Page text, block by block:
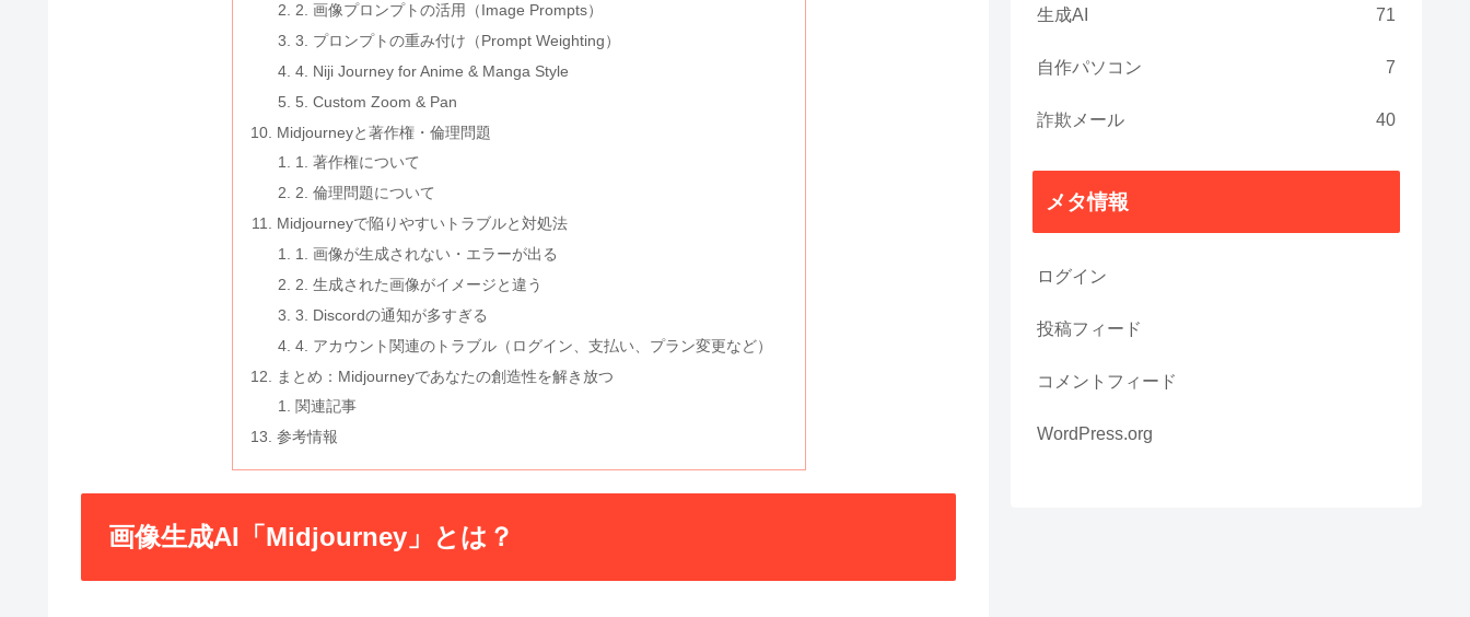
2. 画像プロンプトの活用（Image Prompts）
3. プロンプトの重み付け（Prompt Weighting）
4. Niji Journey for Anime & Manga Style
5. Custom Zoom & Pan
Midjourneyと著作権・倫理問題
1. 著作権について
2. 倫理問題について
Midjourneyで陥りやすいトラブルと対処法
1. 画像が生成されない・エラーが出る
2. 生成された画像がイメージと違う
3. Discordの通知が多すぎる
4. アカウント関連のトラブル（ログイン、支払い、プラン変更など）
まとめ：Midjourneyであなたの創造性を解き放つ
関連記事
参考情報
画像生成AI「Midjourney」とは？
生成AI 71
自作パソコン 7
詐欺メール 40
メタ情報
ログイン
投稿フィード
コメントフィード
WordPress.org